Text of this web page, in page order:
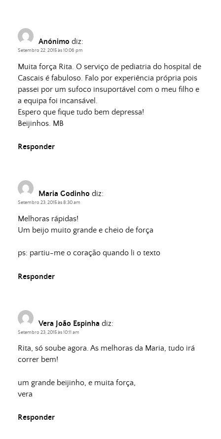
Anónimo diz:
Setembro 22, 2015 às 10:06 pm
Muita força Rita. O serviço de pediatria do hospital de
Cascais é fabuloso. Falo por experiência própria pois
passei por um sufoco insuportável com o meu filho e
a equipa foi incansável.
Espero que fique tudo bem depressa!
Beijinhos. MB
Responder
Maria Godinho diz:
Setembro 23, 2015 às 8:30 am
Melhoras rápidas!
Um beijo muito grande e cheio de força
ps: partiu-me o coração quando li o texto
Responder
Vera João Espinha diz:
Setembro 23, 2015 às 10:11 am
Rita, só soube agora. As melhoras da Maria, tudo irá
correr bem!
um grande beijinho, e muita força,
vera
Responder